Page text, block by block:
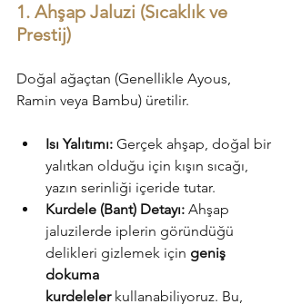
1. Ahşap Jaluzi (Sıcaklık ve
Prestij)
Doğal ağaçtan (Genellikle Ayous,
Ramin veya Bambu) üretilir.
Isı Yalıtımı: Gerçek ahşap, doğal bir
yalıtkan olduğu için kışın sıcağı,
yazın serinliği içeride tutar.
Kurdele (Bant) Detayı: Ahşap
jaluzilerde iplerin göründüğü
delikleri gizlemek için geniş
dokuma
kurdeleler kullanabiliyoruz. Bu,